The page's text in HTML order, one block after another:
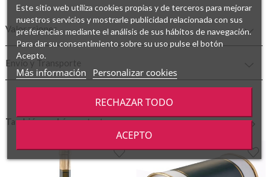
Valoraciones
Envío y Transporte
También podría gustarte
‹
Este sitio web utiliza cookies propias y de terceros para mejorar
nuestros servicios y mostrarle publicidad relacionada con sus
preferencias mediante el análisis de sus hábitos de navegación.
Para dar su consentimiento sobre su uso pulse el botón
Acepto.
Más información Personalizar cookies
RECHAZAR TODO
ACEPTO